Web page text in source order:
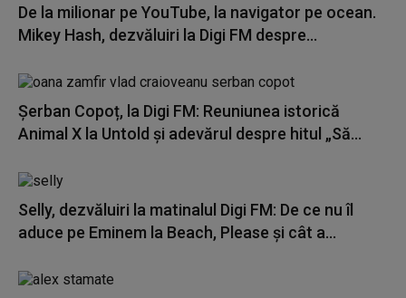
De la milionar pe YouTube, la navigator pe ocean.
Mikey Hash, dezvăluiri la Digi FM despre...
Șerban Copoț, la Digi FM: Reuniunea istorică
Animal X la Untold și adevărul despre hitul „Să...
Selly, dezvăluiri la matinalul Digi FM: De ce nu îl
aduce pe Eminem la Beach, Please și cât a...